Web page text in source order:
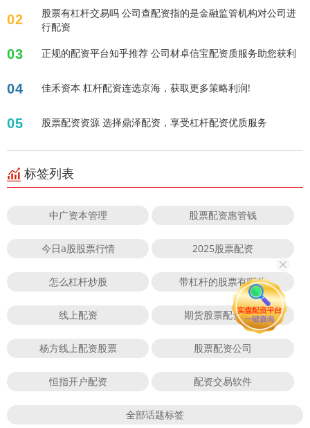
02
股票有杠杆交易吗 公司查配资指的是金融监管机构对公司进
行配资
03 正规的配资平台知乎推荐 公司材卓信宝配资质服务助您获利
04 佳禾资本 杠杆配资连选京海，获取更多策略利润!
05 股票配资资源 选择鼎泽配资，享受杠杆配资优质服务
标签列表
中广资本管理 股票配资惠管钱
今日a股股票行情 2025股票配资
怎么杠杆炒股 带杠杆的股票有哪些
线上配资 期货股票配资炒股
杨方线上配资股票 股票配资公司
恒指开户配资 配资交易软件
全部话题标签